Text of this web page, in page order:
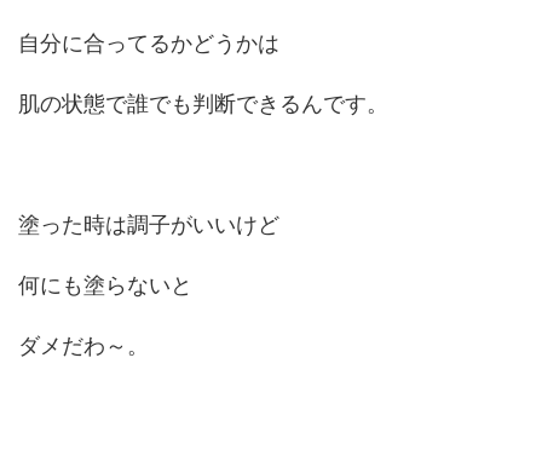
自分に合ってるかどうかは
肌の状態で誰でも判断できるんです。
塗った時は調子がいいけど
何にも塗らないと
ダメだわ～。